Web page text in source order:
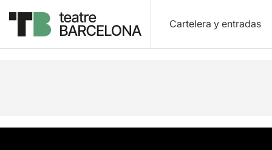
Cartelera y entradas
Descripción Ficha artística Fotos y vídeos